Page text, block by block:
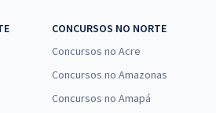
CONCURSOS NO NORTE
Concursos no Acre
Concursos no Amazonas
Concursos no Amapá